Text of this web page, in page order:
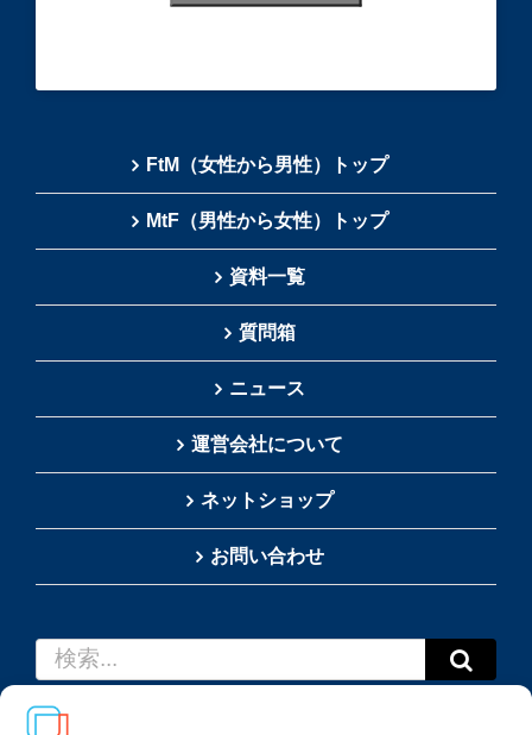
FtM（女性から男性）トップ
MtF（男性から女性）トップ
資料一覧
質問箱
ニュース
運営会社について
ネットショップ
お問い合わせ
索
…